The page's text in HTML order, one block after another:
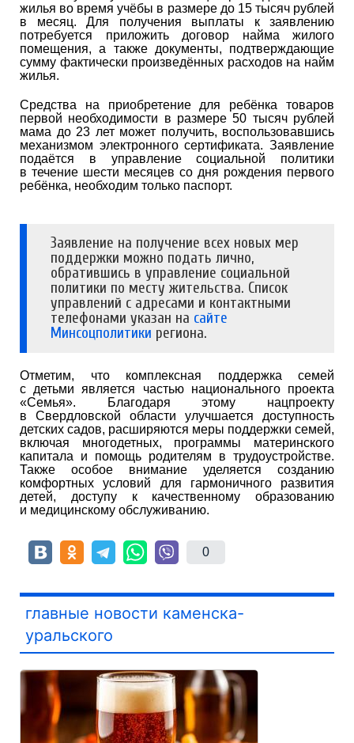
жилья во время учёбы в размере до 15 тысяч рублей
в месяц. Для получения выплаты к заявлению
потребуется приложить договор найма жилого
помещения, а также документы, подтверждающие
сумму фактически произведённых расходов на найм
жилья.
Средства на приобретение для ребёнка товаров
первой необходимости в размере 50 тысяч рублей
мама до 23 лет может получить, воспользовавшись
механизмом электронного сертификата. Заявление
подаётся в управление социальной политики
в течение шести месяцев со дня рождения первого
ребёнка, необходим только паспорт.
Заявление на получение всех новых мер
поддержки можно подать лично,
обратившись в управление социальной
политики по месту жительства. Список
управлений с адресами и контактными
телефонами указан на сайте
Минсоцполитики региона.
Отметим, что комплексная поддержка семей
с детьми является частью национального проекта
«Семья». Благодаря этому нацпроекту
в Свердловской области улучшается доступность
детских садов, расширяются меры поддержки семей,
включая многодетных, программы материнского
капитала и помощь родителям в трудоустройстве.
Также особое внимание уделяется созданию
комфортных условий для гармоничного развития
детей, доступу к качественному образованию
и медицинскому обслуживанию.
0
главные новости каменска-
уральского